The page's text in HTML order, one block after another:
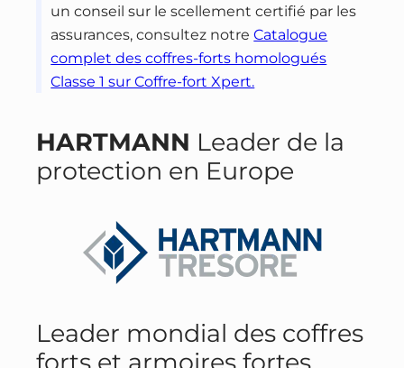
un conseil sur le scellement certifié par les
assurances, consultez notreCatalogue
complet des coffres-forts homologués
Classe 1 sur Coffre-fort Xpert.
HARTMANN Leader de la
protection en Europe
Leader mondial des coffres
forts et armoires fortes